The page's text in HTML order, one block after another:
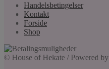
Handelsbetingelser
Kontakt
Forside
Shop
© House of Hekate / Powered by